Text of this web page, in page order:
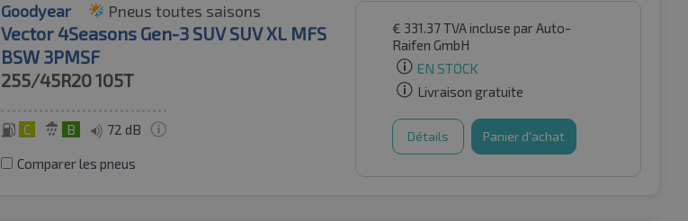
Goodyear Pneus toutes saisons
Vector 4Seasons Gen-3 SUV SUV XL MFS
BSW 3PMSF
255/45R20105T
C B 72 dB
Comparer les pneus
€ 331.37TVA inclusepar Auto-
Raifen GmbH
EN STOCK
Livraison gratuite
Détails Panier d'achat